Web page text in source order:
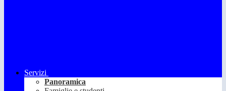
Servizi
Panoramica